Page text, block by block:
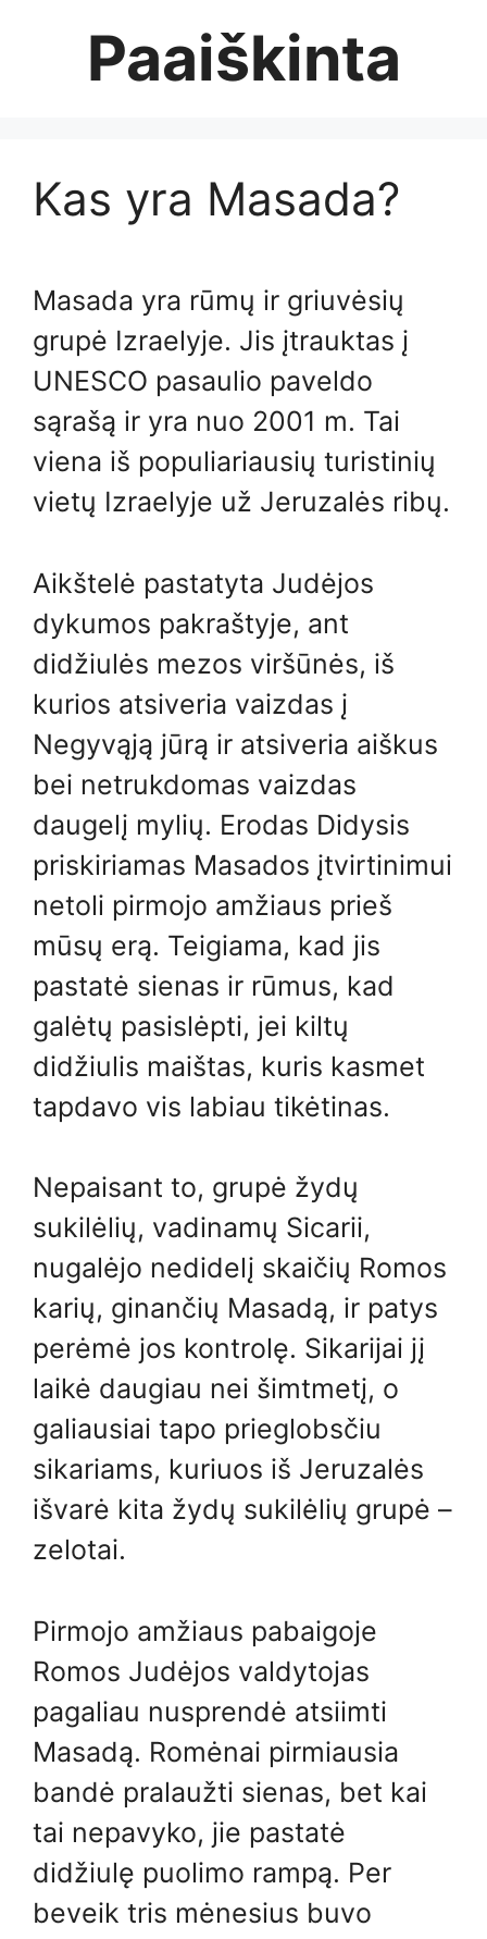
Paaiškinta
Kas yra Masada?
Masada yra rūmų ir griuvėsių
grupė Izraelyje. Jis įtrauktas į
UNESCO pasaulio paveldo
sąrašą ir yra nuo 2001 m. Tai
viena iš populiariausių turistinių
vietų Izraelyje už Jeruzalės ribų.
Aikštelė pastatyta Judėjos
dykumos pakraštyje, ant
didžiulės mezos viršūnės, iš
kurios atsiveria vaizdas į
Negyvąją jūrą ir atsiveria aiškus
bei netrukdomas vaizdas
daugelį mylių. Erodas Didysis
priskiriamas Masados ​​įtvirtinimui
netoli pirmojo amžiaus prieš
mūsų erą. Teigiama, kad jis
pastatė sienas ir rūmus, kad
galėtų pasislėpti, jei kiltų
didžiulis maištas, kuris kasmet
tapdavo vis labiau tikėtinas.
Nepaisant to, grupė žydų
sukilėlių, vadinamų Sicarii,
nugalėjo nedidelį skaičių Romos
karių, ginančių Masadą, ir patys
perėmė jos kontrolę. Sikarijai jį
laikė daugiau nei šimtmetį, o
galiausiai tapo prieglobsčiu
sikariams, kuriuos iš Jeruzalės
išvarė kita žydų sukilėlių grupė –
zelotai.
Pirmojo amžiaus pabaigoje
Romos Judėjos valdytojas
pagaliau nusprendė atsiimti
Masadą. Romėnai pirmiausia
bandė pralaužti sienas, bet kai
tai nepavyko, jie pastatė
didžiulę puolimo rampą. Per
beveik tris mėnesius buvo